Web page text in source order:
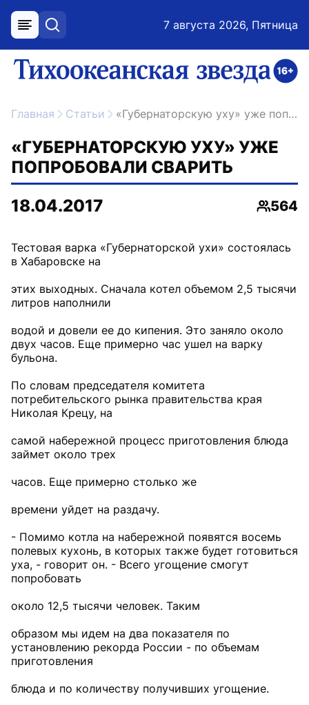
меню поиск 7 августа 2026, Пятница
ссылка на главную
Главная Статьи «Губернаторскую уху» уже попробовали сварить
«ГУБЕРНАТОРСКУЮ УХУ» УЖЕ
ПОПРОБОВАЛИ СВАРИТЬ
18.04.2017
564
Тестовая варка «Губернаторской ухи» состоялась
в Хабаровске на
этих выходных. Сначала котел объемом 2,5 тысячи
литров наполнили
водой и довели ее до кипения. Это заняло около
двух часов. Еще примерно час ушел на варку
бульона.
По словам председателя комитета
потребительского рынка правительства края
Николая Крецу, на
самой набережной процесс приготовления блюда
займет около трех
часов. Еще примерно столько же
времени уйдет на раздачу.
- Помимо котла на набережной появятся восемь
полевых кухонь, в которых также будет готовиться
уха, - говорит он. - Всего угощение смогут
попробовать
около 12,5 тысячи человек. Таким
образом мы идем на два показателя по
установлению рекорда России - по объемам
приготовления
блюда и по количеству получивших угощение.